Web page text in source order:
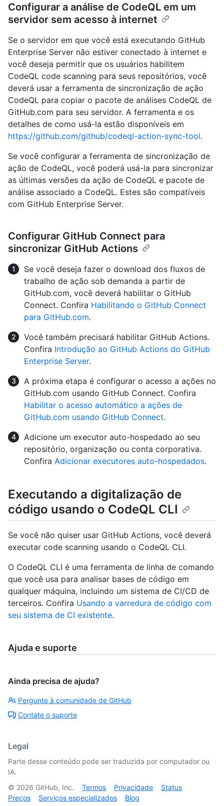
Configurar a análise de CodeQL em um
servidor sem acesso à internet
Se o servidor em que você está executando GitHub
Enterprise Server não estiver conectado à internet e
você deseja permitir que os usuários habilitem
CodeQL code scanning para seus repositórios, você
deverá usar a ferramenta de sincronização de ação
CodeQL para copiar o pacote de análises CodeQL de
GitHub.com para seu servidor. A ferramenta e os
detalhes de como usá-la estão disponíveis em
https://github.com/github/codeql-action-sync-tool.
Se você configurar a ferramenta de sincronização de
ação de CodeQL, você poderá usá-la para sincronizar
as últimas versões da ação de CodeQL e pacote de
análise associado a CodeQL. Estes são compatíveis
com GitHub Enterprise Server.
Configurar GitHub Connect para
sincronizar GitHub Actions
Se você deseja fazer o download dos fluxos de
trabalho de ação sob demanda a partir de
GitHub.com, você deverá habilitar o GitHub
Connect. Confira Habilitando o GitHub Connect
para GitHub.com.
Você também precisará habilitar GitHub Actions.
Confira Introdução ao GitHub Actions do GitHub
Enterprise Server.
A próxima etapa é configurar o acesso a ações no
GitHub.com usando GitHub Connect. Confira
Habilitar o acesso automático a ações de
GitHub.com usando GitHub Connect.
Adicione um executor auto-hospedado ao seu
repositório, organização ou conta corporativa.
Confira Adicionar executores auto-hospedados.
Executando a digitalização de
código usando o CodeQL CLI
Se você não quiser usar GitHub Actions, você deverá
executar code scanning usando o CodeQL CLI.
O CodeQL CLI é uma ferramenta de linha de comando
que você usa para analisar bases de código em
qualquer máquina, incluindo um sistema de CI/CD de
terceiros. Confira Usando a varredura de código com
seu sistema de CI existente.
Ajuda e suporte
Ainda precisa de ajuda?
Pergunte à comunidade de GitHub
Contate o suporte
Legal
Parte desse conteúdo pode ser traduzida por computador ou
IA.
© 2026 GitHub, Inc. Termos Privacidade
Status
Preços
Serviços especializados Blog